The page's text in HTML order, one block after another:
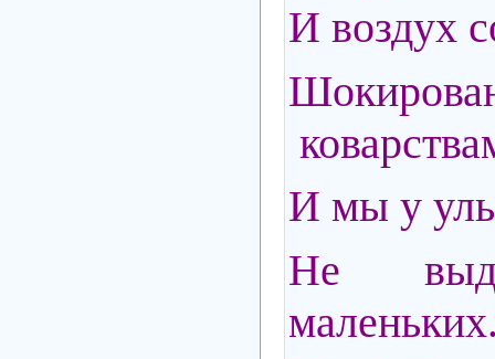
И воздух
И мы у
Не